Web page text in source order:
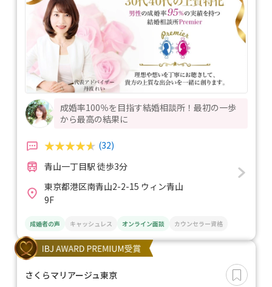
成婚率100％を目指す結婚相談所！最初の一歩
から最高の結果に
(32)
青山一丁目駅 徒歩3分
東京都港区南青山2-2-15 ウィン青山
9F
成婚者の声 キャッシュレス オンライン面談 カウンセラー資格
さくらマリアージュ東京